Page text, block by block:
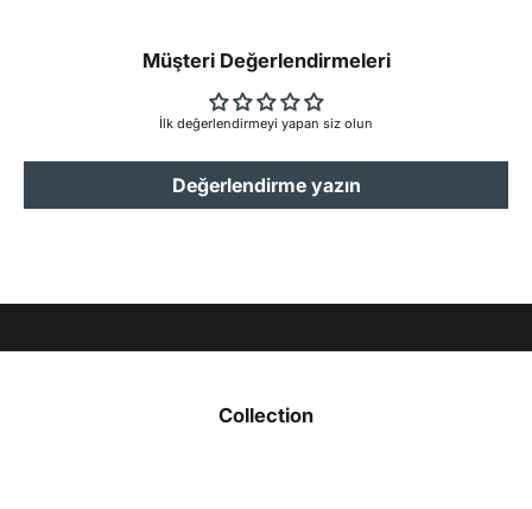
Müşteri Değerlendirmeleri
İlk değerlendirmeyi yapan siz olun
Değerlendirme yazın
Hepsi el yapımı hepsi özgün tasarım
Collection